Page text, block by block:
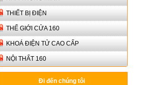
THIẾT BỊ ĐIỆN
THẾ GIỚI CỬA 160
KHOÁ ĐIỆN TỬ CAO CẤP
NỘI THẤT 160
Đi đến chúng tôi